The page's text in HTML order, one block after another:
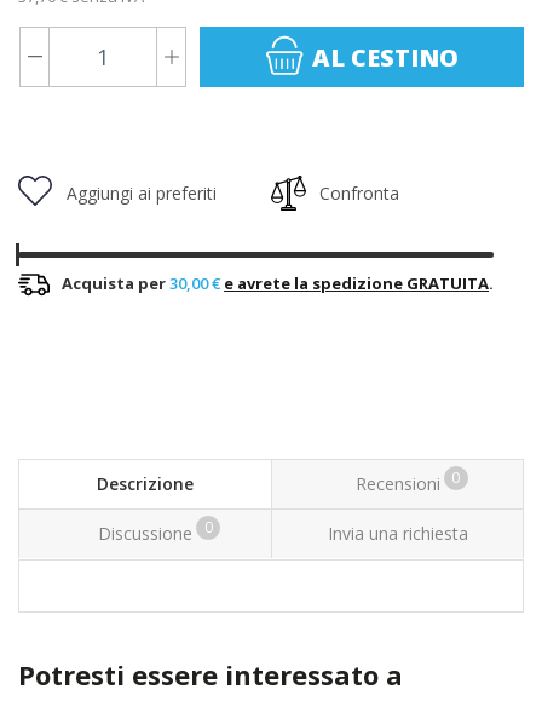
AL CESTINO
Aggiungi ai preferiti Confronta
Acquista per30,00 € e avrete la spedizione GRATUITA.
Descrizione Recensioni 0
Discussione 0 Invia una richiesta
Potresti essere interessato a